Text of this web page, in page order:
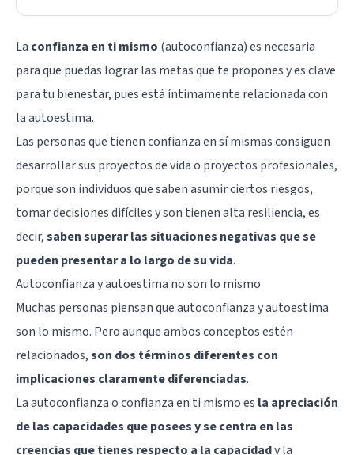
La confianza en ti mismo (autoconfianza) es necesaria
para que puedas lograr las metas que te propones y es clave
para tu bienestar, pues está íntimamente relacionada con
laautoestima.
Las personas que tienen confianza en sí mismas consiguen
desarrollar sus proyectos de vida o proyectos profesionales,
porque son individuos que saben asumir ciertos riesgos,
tomar decisiones difíciles y son tienen alta resiliencia, es
decir,saben superar las situaciones negativas que se
pueden presentar a lo largo de su vida.
Autoconfianza y autoestima no son lo mismo
Muchas personas piensan que autoconfianza y autoestima
son lo mismo. Pero aunque ambos conceptos estén
relacionados,son dos términos diferentes con
implicaciones claramente diferenciadas.
La autoconfianza o confianza en ti mismo es la apreciación
de las capacidades que posees y se centra en las
creencias que tienes respecto a la capacidady la